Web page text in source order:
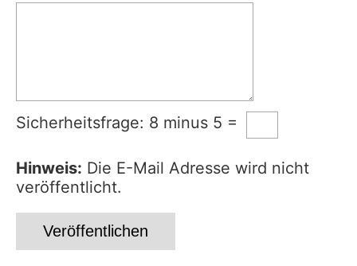
Sicherheitsfrage: 8 minus 5 =
Hinweis: Die E-Mail Adresse wird nicht
veröffentlicht.